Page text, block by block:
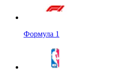
Формула 1